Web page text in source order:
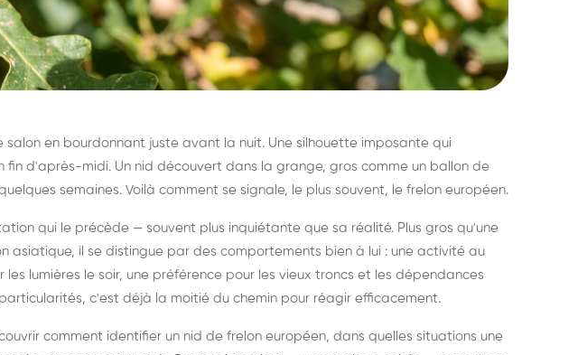
Dératisation : éliminer
durablement rats et
souris, partout en France
salon en bourdonnant juste avant la nuit. Une silhouette imposante qui
fin d'après-midi. Un nid découvert dans la grange, gros comme un ballon de
semaines. Voilà comment se signale, le plus souvent, le frelon européen.
qui le précède — souvent plus inquiétante que sa réalité. Plus gros qu'une
asiatique, il se distingue par des comportements bien à lui : une activité au
lumières le soir, une préférence pour les vieux troncs et les dépendances
c'est déjà la moitié du chemin pour réagir efficacement.
comment identifier un nid de frelon européen, dans quelles situations une